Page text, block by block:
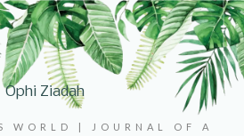
Ophi Ziadah
WORLD | JOURNAL OF A